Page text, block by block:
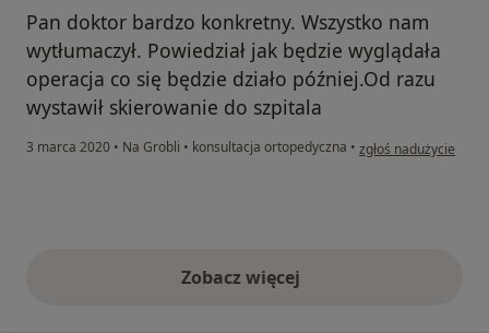
Pan doktor bardzo konkretny. Wszystko nam
wytłumaczył. Powiedział jak będzie wyglądała
operacja co się będzie działo później.Od razu
wystawił skierowanie do szpitala
3 marca 2020 • Na Grobli • konsultacja ortopedyczna • w opinii użytkownika
zgłoś nadużycie
Zobacz więcejopinie powyżej